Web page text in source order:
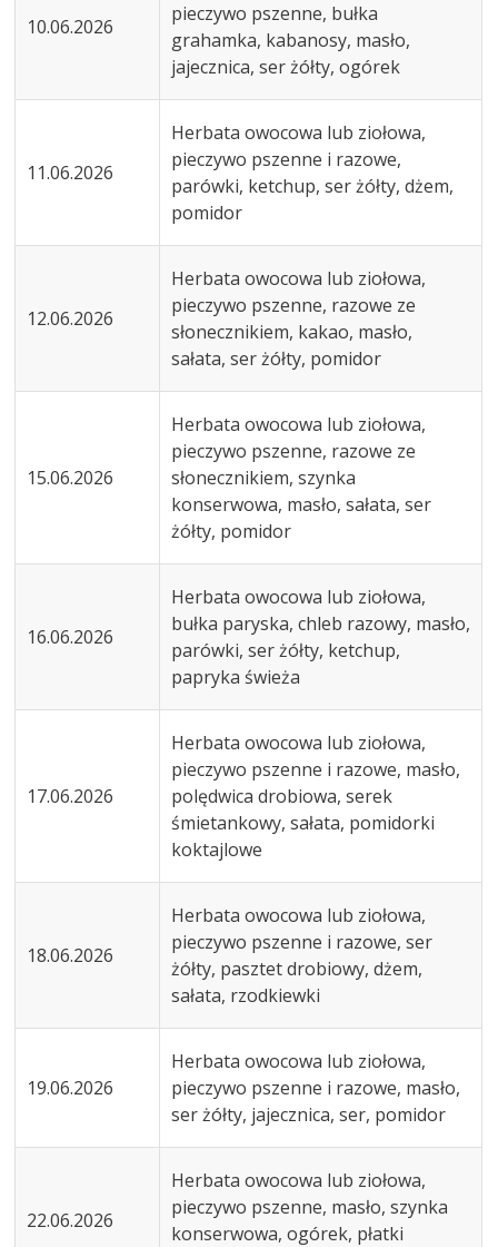
10.06.2026
pieczywo pszenne, bułka
grahamka, kabanosy, masło,
jajecznica, ser żółty, ogórek
11.06.2026
Herbata owocowa lub ziołowa,
pieczywo pszenne i razowe,
parówki, ketchup, ser żółty, dżem,
pomidor
12.06.2026
Herbata owocowa lub ziołowa,
pieczywo pszenne, razowe ze
słonecznikiem, kakao, masło,
sałata, ser żółty, pomidor
15.06.2026
Herbata owocowa lub ziołowa,
pieczywo pszenne, razowe ze
słonecznikiem, szynka
konserwowa, masło, sałata, ser
żółty, pomidor
16.06.2026
Herbata owocowa lub ziołowa,
bułka paryska, chleb razowy, masło,
parówki, ser żółty, ketchup,
papryka świeża
17.06.2026
Herbata owocowa lub ziołowa,
pieczywo pszenne i razowe, masło,
polędwica drobiowa, serek
śmietankowy, sałata, pomidorki
koktajlowe
18.06.2026
Herbata owocowa lub ziołowa,
pieczywo pszenne i razowe, ser
żółty, pasztet drobiowy, dżem,
sałata, rzodkiewki
19.06.2026
Herbata owocowa lub ziołowa,
pieczywo pszenne i razowe, masło,
ser żółty, jajecznica, ser, pomidor
22.06.2026
Herbata owocowa lub ziołowa,
pieczywo pszenne, masło, szynka
konserwowa, ogórek, płatki